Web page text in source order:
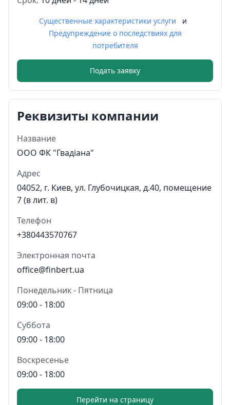
Существенные характеристики услуги
и
Предупреждение о последствиях для
потребителя
Подать заявку
Реквизиты компании
Название
ООО ФК "Гвадіана"
Адрес
04052, г. Киев, ул. Глубочицкая, д.40, помещение
7 (в лит. в)
Телефон
+380443570767
Электронная почта
office@finbert.ua
Понедельник - Пятница
09:00 - 18:00
Суббота
09:00 - 18:00
Воскресенье
09:00 - 18:00
Перейти на страницу